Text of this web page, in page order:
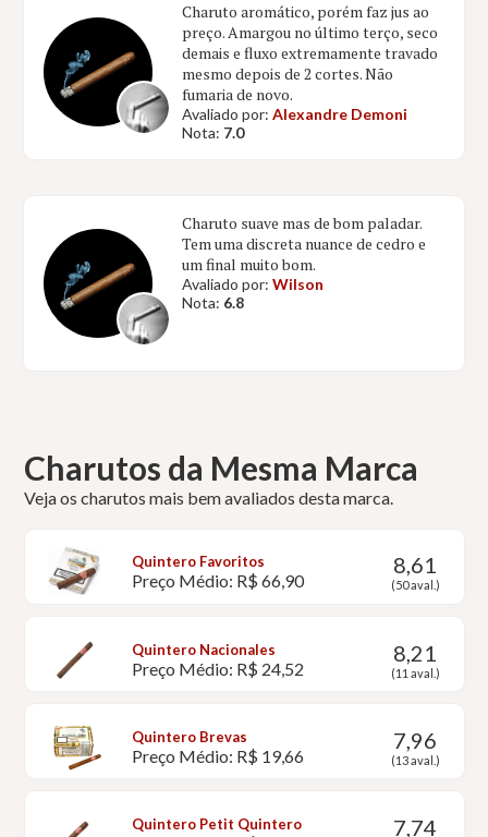
Charuto aromático, porém faz jus ao
preço. Amargou no último terço, seco
demais e fluxo extremamente travado
mesmo depois de 2 cortes. Não
fumaria de novo.
Avaliado por:Alexandre Demoni
Nota: 7.0
Charuto suave mas de bom paladar.
Tem uma discreta nuance de cedro e
um final muito bom.
Avaliado por:Wilson
Nota: 6.8
Charutos da Mesma Marca
Veja os charutos mais bem avaliados desta marca.
Quintero Favoritos
Preço Médio: R$ 66,90
8,61
(50 aval.)
Quintero Nacionales
Preço Médio: R$ 24,52
8,21
(11 aval.)
Quintero Brevas
Preço Médio: R$ 19,66
7,96
(13 aval.)
Quintero Petit Quintero 7,74